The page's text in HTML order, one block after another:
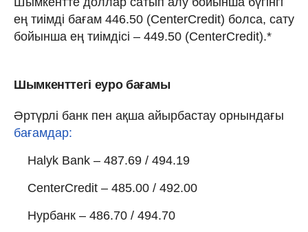
ең тиімді бағам 446.50 (CenterCredit) болса, сату
бойынша ең тиімдісі – 449.50 (CenterCredit).*
Шымкенттегі еуро бағамы
Әртүрлі банк пен ақша айырбастау орнындағы
бағамдар:
Halyk Bank – 487.69 / 494.19
CenterCredit – 485.00 / 492.00
Нурбанк – 486.70 / 494.70